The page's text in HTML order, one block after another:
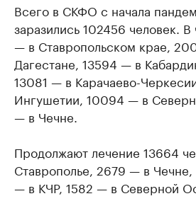
Всего в СКФО с начала
заразились 102456 человек.
— в Ставропольском крае,
Дагестане, 13594 — в
13081 — в Карачаево-
Ингушетии, 10094 — в
— в Чечне.
Продолжают лечение 13664
Ставрополье, 2679 — в Чечне,
— в КЧР, 1582 — в Северной